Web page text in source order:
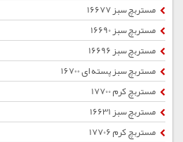
مستربچ سبز 16677
مستربچ سبز 16690
مستربچ سبز 16696
مستربچ سبز پسته ای 16700
مستربچ کرم 17700
مستربچ سبز 16631
مستربچ کرم 17706